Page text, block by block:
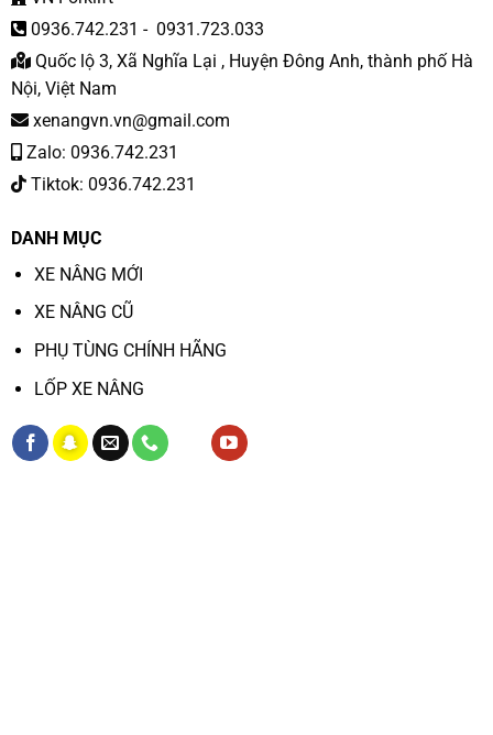
0936.742.231 - 0931.723.033
Quốc lộ 3, Xã Nghĩa Lại , Huyện Đông Anh, thành phố Hà
Nội, Việt Nam
xenangvn.vn@gmail.com
Zalo: 0936.742.231
Tiktok: 0936.742.231
DANH MỤC
XE NÂNG MỚI
XE NÂNG CŨ
PHỤ TÙNG CHÍNH HÃNG
LỐP XE NÂNG